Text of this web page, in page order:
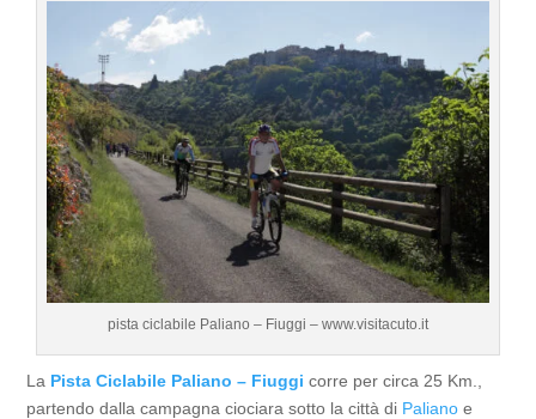
pista ciclabile Paliano – Fiuggi – www.visitacuto.it
La Pista Ciclabile Paliano – Fiuggi corre per circa 25 Km.,
partendo dalla campagna ciociara sotto la città di Paliano e